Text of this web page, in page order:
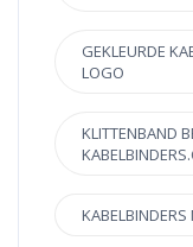
GEKLEURDE
LOGO
KLITTENBAND